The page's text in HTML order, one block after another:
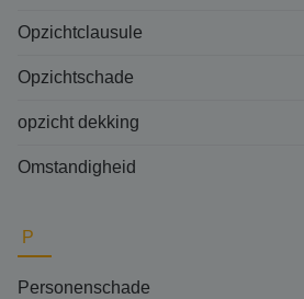
Opzichtclausule
Opzichtschade
opzicht dekking
Omstandigheid
P
Personenschade